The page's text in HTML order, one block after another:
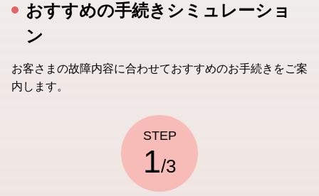
おすすめの手続きシミュレーショ
ン
お客さまの故障内容に合わせておすすめのお手続きをご案
内します。
STEP
1/3